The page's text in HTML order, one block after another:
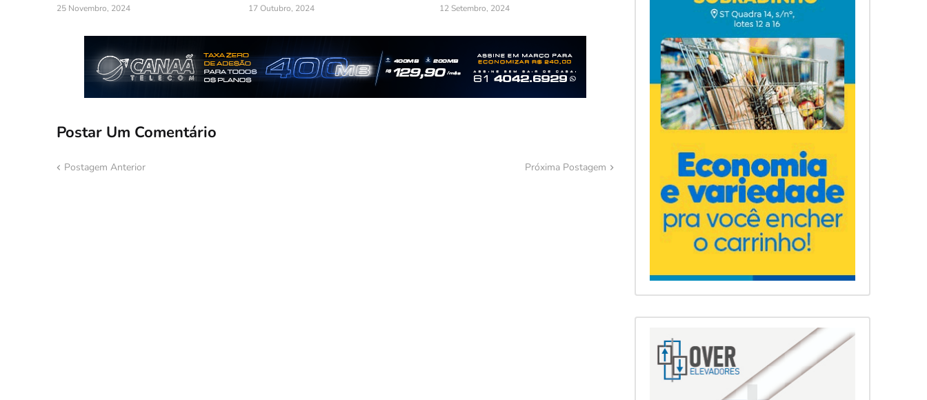
25 Novembro, 2024 17 Outubro, 2024 12 Setembro, 2024
Postar Um Comentário
Postagem Anterior Próxima Postagem